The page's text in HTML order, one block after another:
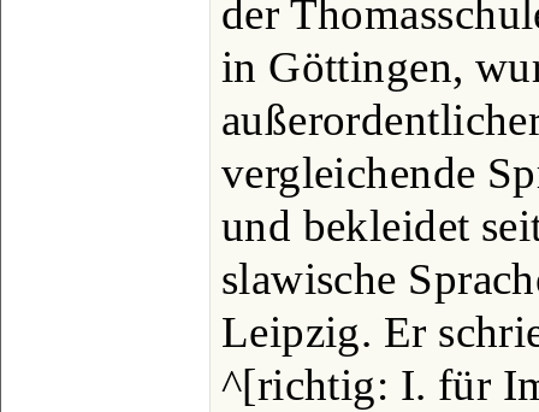
der
in Göttingen,
vergleichende
und bekleidet
slawische
Leipzig. Er
^[richtig: I. für